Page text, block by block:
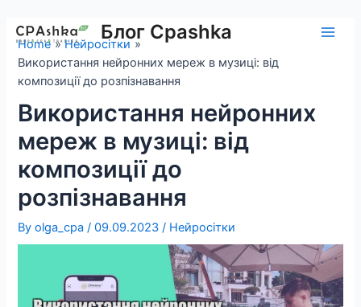
content
Блог Cpashka
Home
Нейросітки
Використання нейронних мереж в музиці: від
композиції до розпізнавання
Використання нейронних
мереж в музиці: від
композиції до
розпізнавання
Byolga_cpa/09.09.2023/ Нейросітки